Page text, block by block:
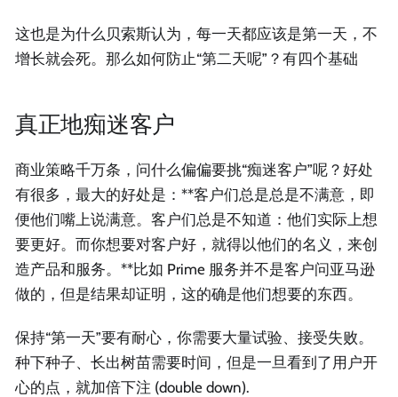
这也是为什么贝索斯认为，每一天都应该是第一天，不
增长就会死。那么如何防止“第二天呢”？有四个基础
真正地痴迷客户
商业策略千万条，问什么偏偏要挑“痴迷客户”呢？好处
有很多，最大的好处是：**客户们总是总是不满意，即
便他们嘴上说满意。客户们总是不知道：他们实际上想
要更好。而你想要对客户好，就得以他们的名义，来创
造产品和服务。**比如 Prime 服务并不是客户问亚马逊
做的，但是结果却证明，这的确是他们想要的东西。
保持“第一天”要有耐心，你需要大量试验、接受失败。
种下种子、长出树苗需要时间，但是一旦看到了用户开
心的点，就加倍下注 (double down).